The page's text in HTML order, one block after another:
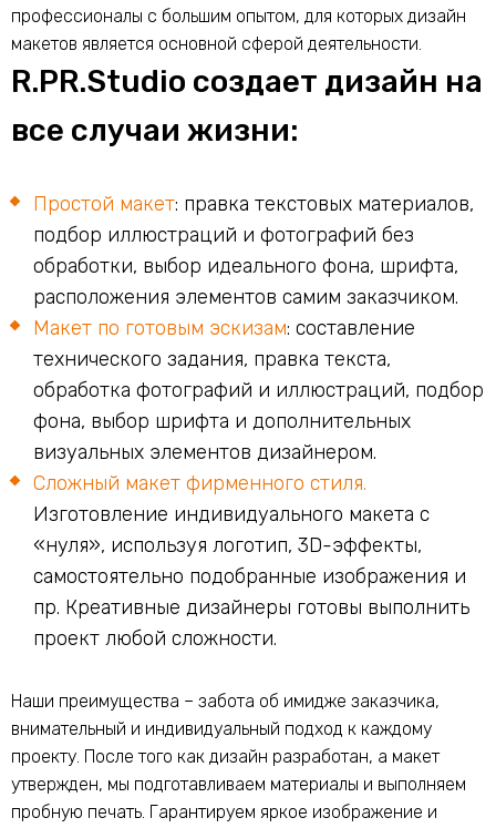
профессионалы с большим опытом, для которых дизайн
макетов является основной сферой деятельности.
R.PR.Studio создает дизайн на
все случаи жизни:
Простой макет: правка текстовых материалов,
подбор иллюстраций и фотографий без
обработки, выбор идеального фона, шрифта,
расположения элементов самим заказчиком.
Макет по готовым эскизам: составление
технического задания, правка текста,
обработка фотографий и иллюстраций, подбор
фона, выбор шрифта и дополнительных
визуальных элементов дизайнером.
Сложный макет фирменного стиля.
Изготовление индивидуального макета с
«нуля», используя логотип, 3D-эффекты,
самостоятельно подобранные изображения и
пр. Креативные дизайнеры готовы выполнить
проект любой сложности.
Наши преимущества – забота об имидже заказчика,
внимательный и индивидуальный подход к каждому
проекту. После того как дизайн разработан, а макет
утвержден, мы подготавливаем материалы и выполняем
пробную печать. Гарантируем яркое изображение и